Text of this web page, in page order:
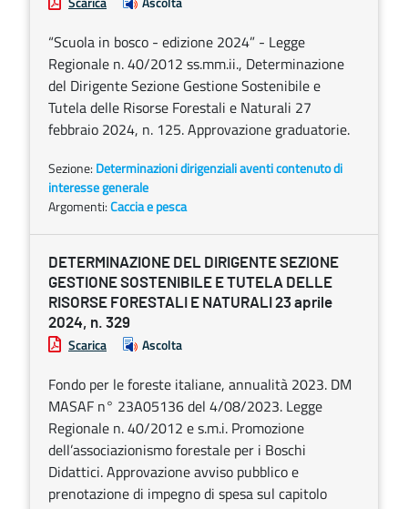
“Scuola in bosco - edizione 2024” - Legge
Regionale n. 40/2012 ss.mm.ii., Determinazione
del Dirigente Sezione Gestione Sostenibile e
Tutela delle Risorse Forestali e Naturali 27
febbraio 2024, n. 125. Approvazione graduatorie.
Sezione: Determinazioni dirigenziali aventi contenuto di
interesse generale
Argomenti:Caccia e pesca
DETERMINAZIONE DEL DIRIGENTE SEZIONE
GESTIONE SOSTENIBILE E TUTELA DELLE
RISORSE FORESTALI E NATURALI 23 aprile
2024, n. 329
Scarica Ascolta
Fondo per le foreste italiane, annualità 2023. DM
MASAF n° 23A05136 del 4/08/2023. Legge
Regionale n. 40/2012 e s.m.i. Promozione
dell’associazionismo forestale per i Boschi
Didattici. Approvazione avviso pubblico e
prenotazione di impegno di spesa sul capitolo